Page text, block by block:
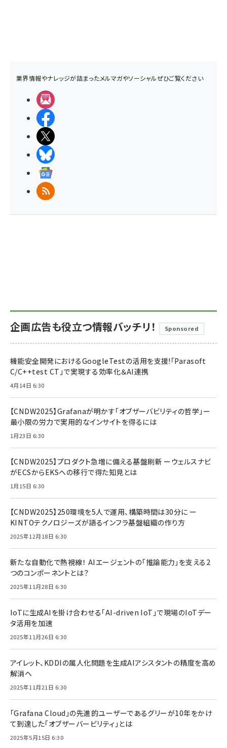
業界情報やナレッジが詰まったメルマガやソーシャルぜひご覧ください
RSS
企画広告も役立つ情報バッチリ！ Sponsored
機能安全開発におけるGoogleTestの活用を支援!「Parasoft
C/C++test CT」で実現する効率化＆AI連携
4月14日 6:30
【CNDW2025】Grafanaが明かす「オブザーバビリティの哲学」ー
最小限の労力で実用的なインサイトを得るには
1月23日 6:30
【CNDW2025】プロダクト急増に備える基盤刷新 ーウェルスナビ
がECSからEKSへの移行で得た知見とは
1月15日 6:30
【CNDW2025】250環境を5人で運用、構築時間は30分に ー
KINTOテクノロジーズが語るインフラ基盤組織の作り方
2025年12月18日 6:30
新たな自動化で熱視線！ AIエージェントの「推論能力」を支える2
つのコンポーネントとは？
2025年11月28日 6:30
IoTに生成AIを掛け合わせる「AI-driven IoT」で現場のIoTデー
タ活用を加速
2025年11月26日 6:30
アイレット、KDDIの属人化問題を生成AIアシスタントの精度を高め
解消へ
2025年11月21日 6:30
「Grafana Cloud」の先進的ユーザーであるグリーが10年をかけ
て到達した「オブザーバービリティ」とは
2025年5月15日 6:30